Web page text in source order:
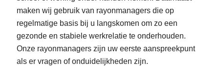
maken wij gebruik van rayonmanagers die op
regelmatige basis bij u langskomen om zo een
gezonde en stabiele werkrelatie te onderhouden.
Onze rayonmanagers zijn uw eerste aanspreekpunt
als er vragen of onduidelijkheden zijn.